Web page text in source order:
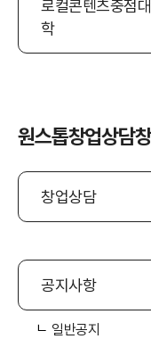
로컬콘텐츠중점대
학
원스톱창업상담
창업상담
공지사항
일반공지